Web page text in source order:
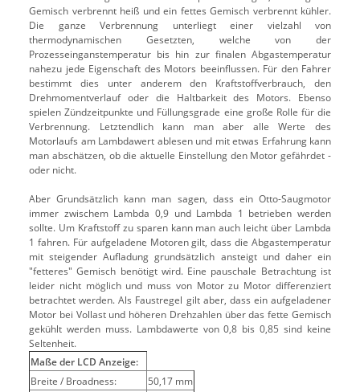
Gemisch verbrennt heiß und ein fettes Gemisch verbrennt kühler.
Die ganze Verbrennung unterliegt einer vielzahl von
thermodynamischen Gesetzten, welche von der
Prozesseinganstemperatur bis hin zur finalen Abgastemperatur
nahezu jede Eigenschaft des Motors beeinflussen. Für den Fahrer
bestimmt dies unter anderem den Kraftstoffverbrauch, den
Drehmomentverlauf oder die Haltbarkeit des Motors. Ebenso
spielen Zündzeitpunkte und Füllungsgrade eine große Rolle für die
Verbrennung. Letztendlich kann man aber alle Werte des
Motorlaufs am Lambdawert ablesen und mit etwas Erfahrung kann
man abschätzen, ob die aktuelle Einstellung den Motor gefährdet -
oder nicht.
Aber Grundsätzlich kann man sagen, dass ein Otto-Saugmotor
immer zwischem Lambda 0,9 und Lambda 1 betrieben werden
sollte. Um Kraftstoff zu sparen kann man auch leicht über Lambda
1 fahren. Für aufgeladene Motoren gilt, dass die Abgastemperatur
mit steigender Aufladung grundsätzlich ansteigt und daher ein
"fetteres" Gemisch benötigt wird. Eine pauschale Betrachtung ist
leider nicht möglich und muss von Motor zu Motor differenziert
betrachtet werden. Als Faustregel gilt aber, dass ein aufgeladener
Motor bei Vollast und höheren Drehzahlen über das fette Gemisch
gekühlt werden muss. Lambdawerte von 0,8 bis 0,85 sind keine
Seltenheit.
Maße der LCD Anzeige:
Breite / Broadness:
50,17 mm